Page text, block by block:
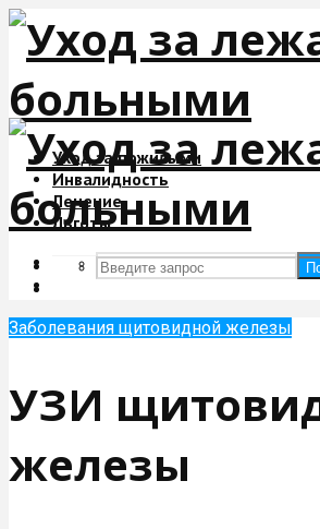
Уход за пожилыми
Инвалидность
Лечение
Льготы
Заболевания щитовидной железы
УЗИ
железы